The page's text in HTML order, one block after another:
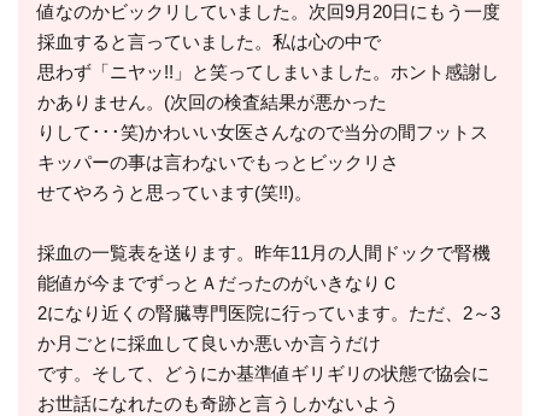
値なのかビックリしていました。次回9月20日にもう一度
採血すると言っていました。私は心の中で
思わず「ニヤッ!!」と笑ってしまいました。ホント感謝し
かありません。(次回の検査結果が悪かった
りして･･･笑)かわいい女医さんなので当分の間フットス
キッパーの事は言わないでもっとビックリさ
せてやろうと思っています(笑!!)。
採血の一覧表を送ります。昨年11月の人間ドックで腎機
能値が今までずっとＡだったのがいきなりＣ
2になり近くの腎臓専門医院に行っています。ただ、2～3
か月ごとに採血して良いか悪いか言うだけ
です。そして、どうにか基準値ギリギリの状態で協会に
お世話になれたのも奇跡と言うしかないよう